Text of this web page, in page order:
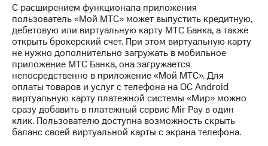
акционерам
Документы
ПАО
"МТС"
Собрания
акционеров
Личный
кабинет
акционера
Акционерный
капитал
Контроль
С расширением функционала приложения
пользователь «Мой МТС» может выпустить кредитную,
дебетовую или виртуальную карту МТС Банка, а также
открыть брокерский счет. При этом виртуальную карту
не нужно дополнительно загружать в мобильное
приложение МТС Банка, она загружается
непосредственно в приложение «Мой МТС». Для
оплаты товаров и услуг с телефона на ОС Android
виртуальную карту платежной системы «Мир» можно
сразу добавить в платежный сервис Mir Pay в один
клик. Пользователю доступна возможность скрыть
баланс своей виртуальной карты с экрана телефона.